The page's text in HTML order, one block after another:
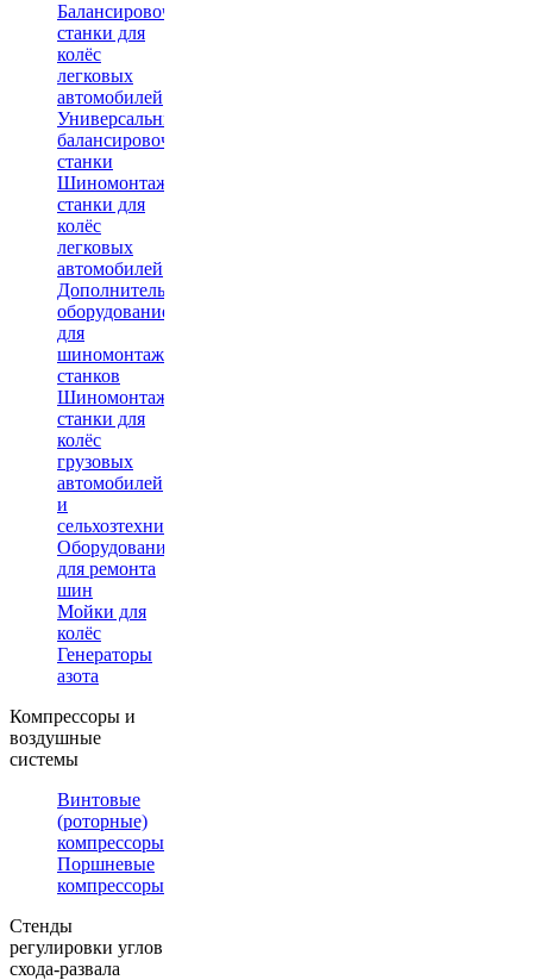
Балансировочные
станки для
колёс
легковых
автомобилей
Универсальные
балансировочные
станки
Шиномонтажные
станки для
колёс
легковых
автомобилей
Дополнительное
оборудование
для
шиномонтажных
станков
Шиномонтажные
станки для
колёс
грузовых
автомобилей
и
сельхозтехники
Оборудование
для ремонта
шин
Мойки для
колёс
Генераторы
азота
Компрессоры и
воздушные
системы
Винтовые
(роторные)
компрессоры
Поршневые
компрессоры
Стенды
регулировки углов
схода-развала